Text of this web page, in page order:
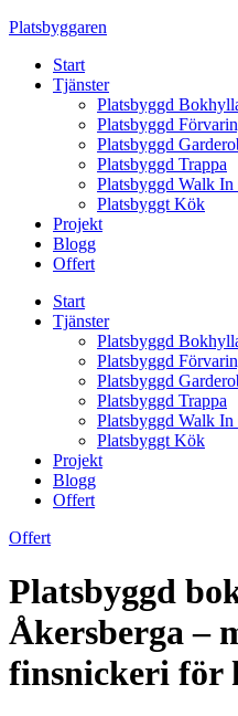
Skip
content
Platsbyggaren
Start
Tjänster
Platsbyggd
Platsbyggd
Platsbyggd
Platsbyggd Trappa
Platsbyggd Walk In
Platsbyggt Kök
Projekt
Blogg
Offert
Start
Tjänster
Platsbyggd
Platsbyggd
Platsbyggd
Platsbyggd Trappa
Platsbyggd Walk In
Platsbyggt Kök
Projekt
Blogg
Offert
Offert
Platsbyggd
Åkersberga –
finsnickeri för